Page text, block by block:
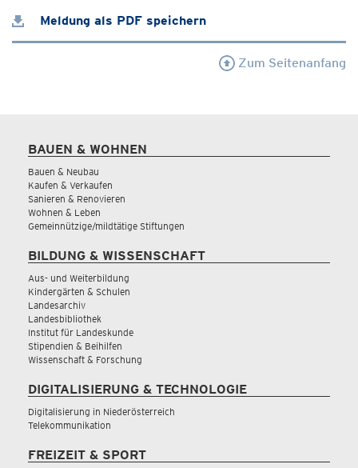
Meldung als PDF speichern
Zum Seitenanfang
BAUEN & WOHNEN
Bauen & Neubau
Kaufen & Verkaufen
Sanieren & Renovieren
Wohnen & Leben
Gemeinnützige/mildtätige Stiftungen
BILDUNG & WISSENSCHAFT
Aus- und Weiterbildung
Kindergärten & Schulen
Landesarchiv
Landesbibliothek
Institut für Landeskunde
Stipendien & Beihilfen
Wissenschaft & Forschung
DIGITALISIERUNG & TECHNOLOGIE
Digitalisierung in Niederösterreich
Telekommunikation
FREIZEIT & SPORT